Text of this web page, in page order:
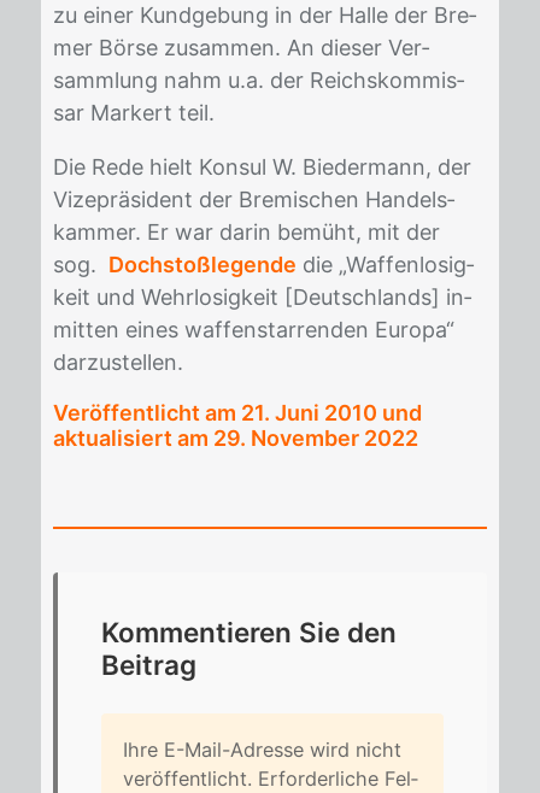
zu ei­ner Kund­ge­bung in der Hal­le der Bre­
mer Bör­se zu­sam­men. An die­ser Ver­
samm­lung nahm u.a. der Reichs­kom­mis­
sar Mar­kert teil.
Die Rede hielt Kon­sul W. Bie­der­mann, der
Vi­ze­prä­si­dent der Bre­mi­schen Han­dels­
kam­mer. Er war dar­in be­müht, mit der
sog. Dochstoßlegende die „Waf­fen­lo­sig­
keit und Wehr­lo­sig­keit [Deutsch­lands] in­
mit­ten ei­nes waf­fen­star­ren­den Eu­ro­pa“
dar­zu­stel­len.
Veröffentlicht am 21. Juni 2010 und
aktualisiert am 29. November 2022
Kom­men­tie­ren Sie den
Bei­trag
Ihre E-Mail-Adres­se wird nicht
ver­öf­fent­licht. Er­for­der­li­che Fel­